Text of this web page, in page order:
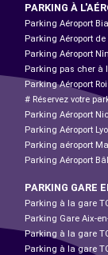
PARKING À
Parking Aéroport
Parking Aéroport
Parking Aéroport
Parking pas cher à
Parking Aéroport
# Réservez votre
Parking Aéroport
Parking Aéroport
Parking aéroport
Parking Aéroport
PARKING GARE
Parking à la gare
Parking Gare Aix-
Parking à la gare
Parking à la gare